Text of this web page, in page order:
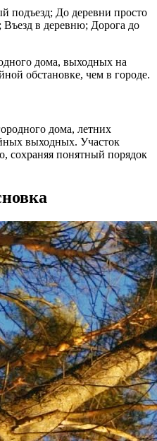
подъезд; До деревни просто
Въезд в деревню; Дорога до
дома, выходных на
обстановке, чем в городе.
дома, летних
выходных. Участок
сохраняя понятный порядок